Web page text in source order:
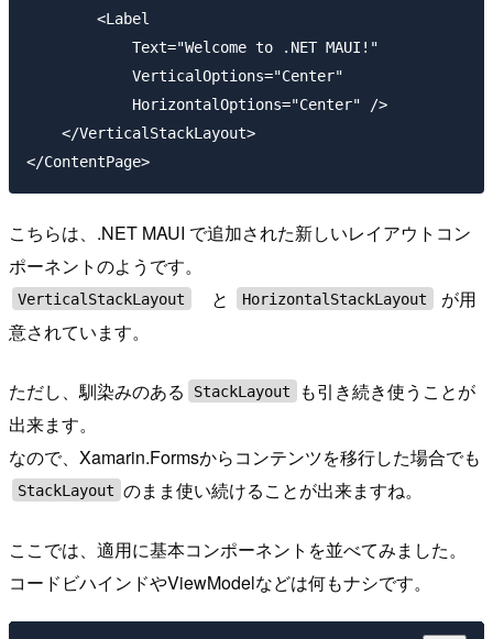
        <Label
            Text="Welcome to .NET MAUI!"
            VerticalOptions="Center"
            HorizontalOptions="Center" />
    </VerticalStackLayout>
こちらは、.NET MAUI で追加された新しいレイアウトコン
ポーネントのようです。
VerticalStackLayout と HorizontalStackLayout
が用
意されています。
ただし、馴染みのある StackLayout
も引き続き使うことが
出来ます。
なので、Xamarin.Formsからコンテンツを移行した場合でも
StackLayout のまま使い続けることが出来ますね。
ここでは、適用に基本コンポーネントを並べてみました。
コードビハインドやViewModelなどは何もナシです。